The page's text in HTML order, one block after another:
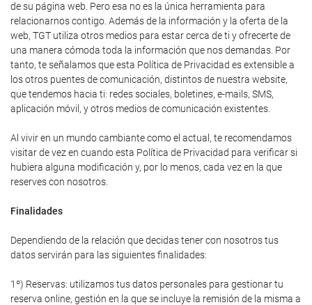
de su página web. Pero esa no es la única herramienta para
relacionarnos contigo. Además de la información y la oferta de la
web, TGT utiliza otros medios para estar cerca de ti y ofrecerte de
una manera cómoda toda la información que nos demandas. Por
tanto, te señalamos que esta Política de Privacidad es extensible a
los otros puentes de comunicación, distintos de nuestra website,
que tendemos hacia ti: redes sociales, boletines, e-mails, SMS,
aplicación móvil, y otros medios de comunicación existentes.
Al vivir en un mundo cambiante como el actual, te recomendamos
visitar de vez en cuando esta Política de Privacidad para verificar si
hubiera alguna modificación y, por lo menos, cada vez en la que
reserves con nosotros.
Finalidades
Dependiendo de la relación que decidas tener con nosotros tus
datos servirán para las siguientes finalidades:
1º) Reservas: utilizamos tus datos personales para gestionar tu
reserva online, gestión en la que se incluye la remisión de la misma a